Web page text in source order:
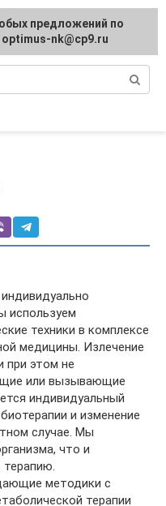
используем
техники в комплексе
медицины. Излечение
при этом не
или вызывающие
индивидуальный
и изменение
случае. Мы
что и
методики с
терапии
предложений по
optimus-nk@cp9.ru